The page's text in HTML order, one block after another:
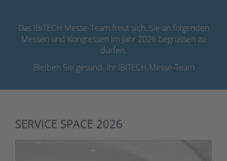
Das IBITECH Messe-Team freut sich, Sie an folgenden
Messen und Kongressen im Jahr 2026 begrüssen zu
dürfen.
Bleiben Sie gesund. Ihr IBITECH Messe-Team
SERVICE SPACE 2026